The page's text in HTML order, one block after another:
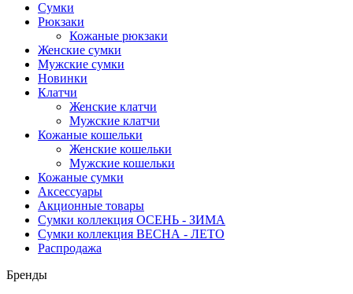
Сумки
Рюкзаки
Кожаные рюкзаки
Женские сумки
Мужские сумки
Новинки
Клатчи
Женские клатчи
Мужские клатчи
Кожаные кошельки
Женские кошельки
Мужские кошельки
Кожаные сумки
Аксессуары
Акционные товары
Сумки коллекция ОСЕНЬ - ЗИМА
Сумки коллекция ВЕСНА - ЛЕТО
Распродажа
Бренды